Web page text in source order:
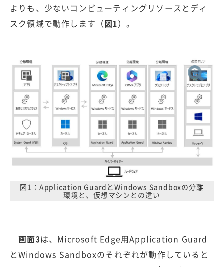
よりも、少ないコンピューティングリソースとディ
スク領域で動作します（図1）。
図1：Application GuardとWindows Sandboxの分離
環境と、仮想マシンとの違い
画面3は、Microsoft Edge用Application Guard
とWindows Sandboxのそれぞれが動作していると